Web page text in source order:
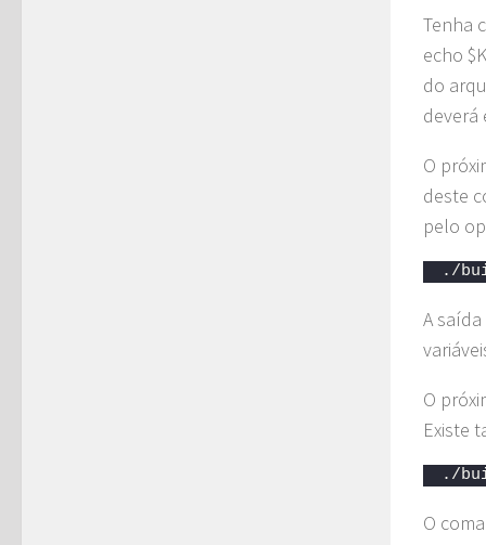
Tenha
echo
do
deverá
O
deste
pelo
./
A
O
Existe
./
O